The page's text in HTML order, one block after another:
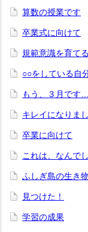
算数の授業です
卒業式に向けて
規範意識を育てる
○○をしている自
もう、３月です…
キレイになりま
卒業に向けて
これは、なんで
ふしぎ島の生き
見つけた！
学習の成果